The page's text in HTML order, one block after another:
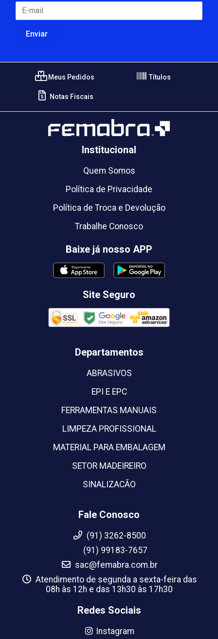
Meus Pedidos Títulos
Notas Fiscais
Institucional
Quem Somos
Política de Privacidade
Política de Troca e Devolução
Trabalhe Conosco
Baixe já nosso APP
Site Seguro
Departamentos
ABRASIVOS
EPI E EPC
FERRAMENTAS MANUAIS
LIMPEZA PROFISSIONAL
MATERIAL PARA EMBALAGEM
SETOR MADEIREIRO
SINALIZACÃO
Fale Conosco
(91) 3262-8500
(91) 99183-7657
sac@femabra.com.br
Atendimento de segunda a sexta-feira das
08h às 12h e das 13h30 às 17h30
Redes Sociais
Instagram